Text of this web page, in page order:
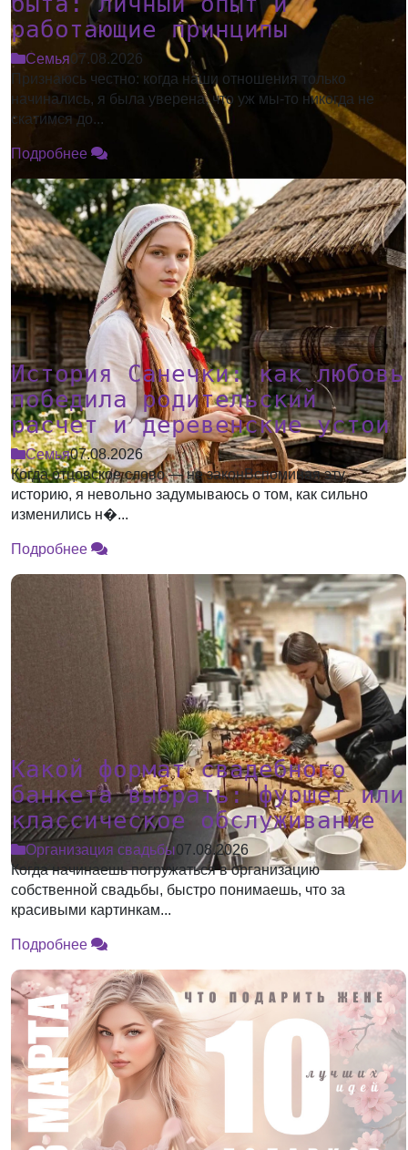
работающие принципы
Семья07.08.2026
Признаюсь честно: когда наши отношения только
начинались, я была уверена, что уж мы-то никогда не
скатимся до...
Подробнее
История Санечки: как любовь
победила родительский
расчет и деревенские устои
Семья07.08.2026
Когда отцовское слово — не законВспоминая эту
историю, я невольно задумываюсь о том, как сильно
изменились н�...
Подробнее
Какой формат свадебного
банкета выбрать: фуршет или
классическое обслуживание
Организация свадьбы07.08.2026
Когда начинаешь погружаться в организацию
собственной свадьбы, быстро понимаешь, что за
красивыми картинкам...
Подробнее